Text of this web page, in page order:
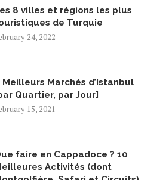
8 villes et régions les plus
de Turquie
24, 2022
Meilleurs Marchés d’Istanbul
Quartier, par Jour]
15, 2021
faire en Cappadoce ? 10
Activités (dont